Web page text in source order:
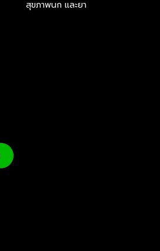
สุขภาพนก และยา